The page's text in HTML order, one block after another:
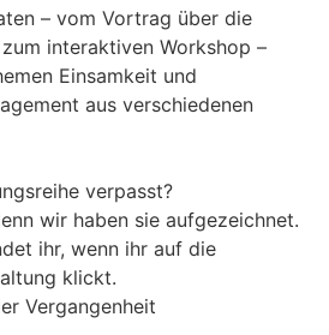
– vom Vortrag über die
interaktiven Workshop –
Einsamkeit und
aus verschiedenen
verpasst?
wir haben sie aufgezeichnet.
ihr, wenn ihr auf die
klickt.
Vergangenheit